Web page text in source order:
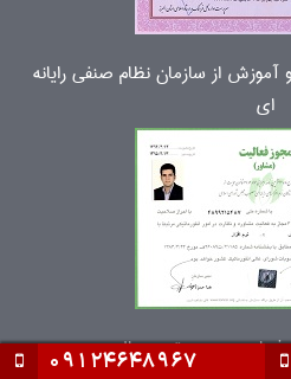
09124648967
از سازمان نظام صنفی رایانه
ای
ای موسسه ترجمه البرز